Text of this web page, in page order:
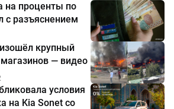
на проценты по
с разъяснением
крупный
— видео
условия
на Kia Sonet со